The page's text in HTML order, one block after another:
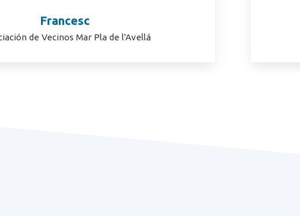
Francesc
de Vecinos Mar Pla de l'Avellá